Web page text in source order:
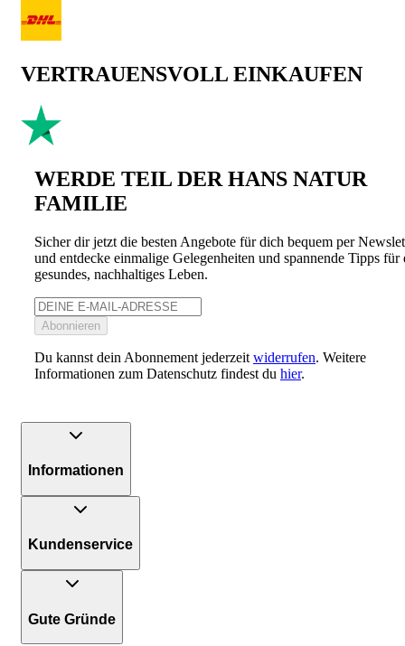
VERTRAUENSVOLL EINKAUFEN
WERDE TEIL DER HANS NATUR
FAMILIE
Sicher dir jetzt die besten Angebote für dich bequem per
und entdecke einmalige Gelegenheiten und spannende Tipps für
gesundes, nachhaltiges Leben.
Abonnieren
Du kannst dein Abonnement jederzeit widerrufen. Weitere
Informationen zum Datenschutz findest du hier.
Informationen
Kundenservice
Gute Gründe